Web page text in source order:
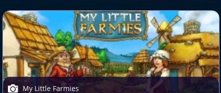
My Little Farmies